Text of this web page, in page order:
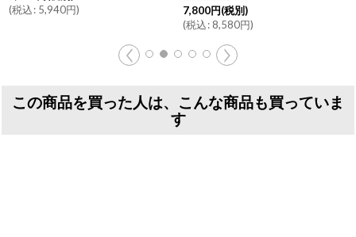
(税込: 5,940円) 7,800円(税別)
(税込: 8,580円)
この商品を買った人は、こんな商品も買っていま
す